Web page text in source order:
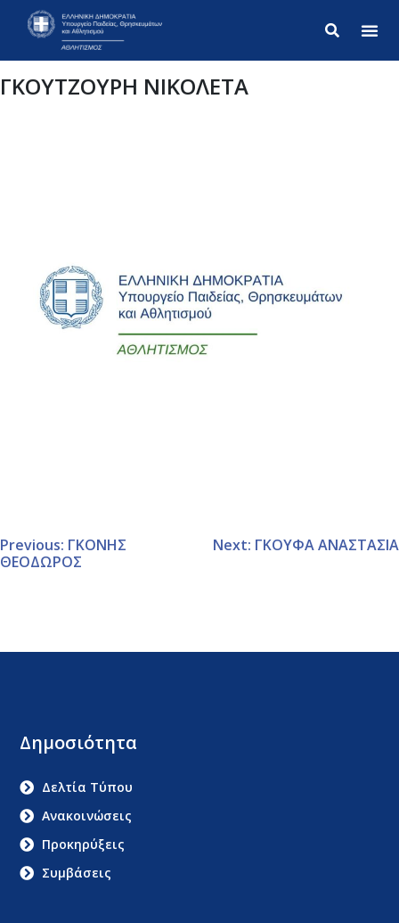
ΓΚΟΥΤΖΟΥΡΗ ΝΙΚΟΛΕΤΑ
Previous: ΓΚΟΝΗΣ
ΘΕΟΔΩΡΟΣ
Next: ΓΚΟΥΦΑ ΑΝΑΣΤΑΣΙΑ
Δημοσιότητα
Δελτία Τύπου
Ανακοινώσεις
Προκηρύξεις
Συμβάσεις